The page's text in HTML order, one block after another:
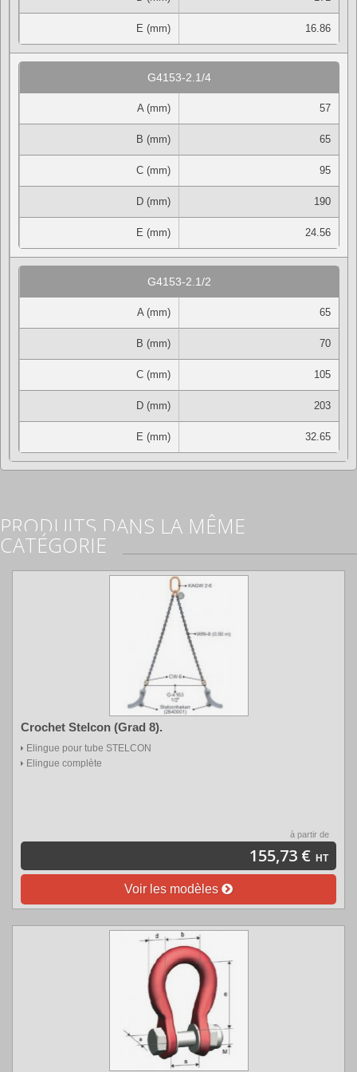
E (mm) 16.86
G4153-2.1/4
A (mm) 57
B (mm) 65
C (mm) 95
D (mm) 190
E (mm) 24.56
G4153-2.1/2
A (mm) 65
B (mm) 70
C (mm) 105
D (mm) 203
E (mm) 32.65
PRODUITS DANS LA MÊME
CATÉGORIE
Crochet Stelcon (Grad 8).
Elingue pour tube STELCON
Elingue complète
à partir de
155,73 € HT
Voir les modèles